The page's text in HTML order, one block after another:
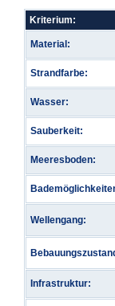
Kriterium:
Material:
Strandfarbe:
Wasser:
Sauberkeit:
Meeresboden:
Wellengang:
Infrastruktur: